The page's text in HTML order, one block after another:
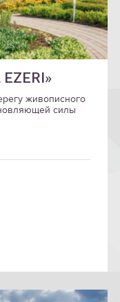
живописного
силы